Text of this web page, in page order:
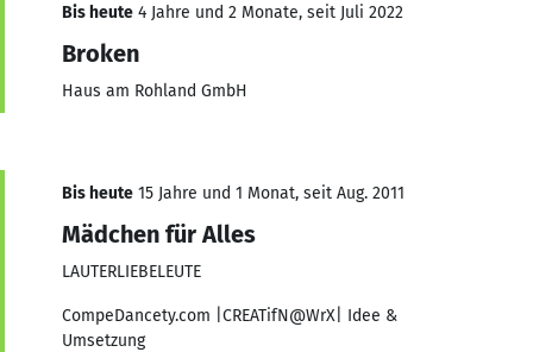
Bis heute 4 Jahre und 2 Monate, seit Juli 2022
Broken
Haus am Rohland GmbH
Bis heute 15 Jahre und 1 Monat, seit Aug. 2011
Mädchen für Alles
LAUTERLIEBELEUTE
CompeDancety.com |CREATifN@WrX| Idee &
Umsetzung